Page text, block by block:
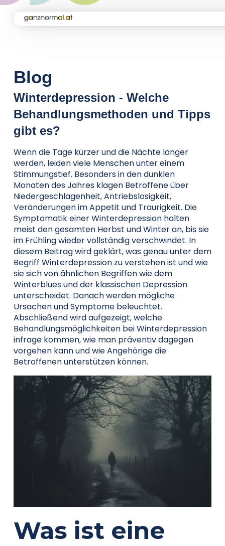
Kampagne
Aktuelles
Soforthilfe
Über uns
Kontakt
Blog
Winterdepression - Welche
Behandlungsmethoden und Tipps
gibt es?
Wenn die Tage kürzer und die Nächte länger
werden, leiden viele Menschen unter einem
Stimmungstief. Besonders in den dunklen
Monaten des Jahres klagen Betroffene über
Niedergeschlagenheit, Antriebslosigkeit,
Veränderungen im Appetit und Traurigkeit. Die
Symptomatik einer Winterdepression halten
meist den gesamten Herbst und Winter an, bis sie
im Frühling wieder vollständig verschwindet. In
diesem Beitrag wird geklärt, was genau unter dem
Begriff Winterdepression zu verstehen ist und wie
sie sich von ähnlichen Begriffen wie dem
Winterblues und der klassischen Depression
unterscheidet. Danach werden mögliche
Ursachen und Symptome beleuchtet.
Abschließend wird aufgezeigt, welche
Behandlungsmöglichkeiten bei Winterdepression
infrage kommen, wie man präventiv dagegen
vorgehen kann und wie Angehörige die
Betroffenen unterstützen können.
Was ist eine